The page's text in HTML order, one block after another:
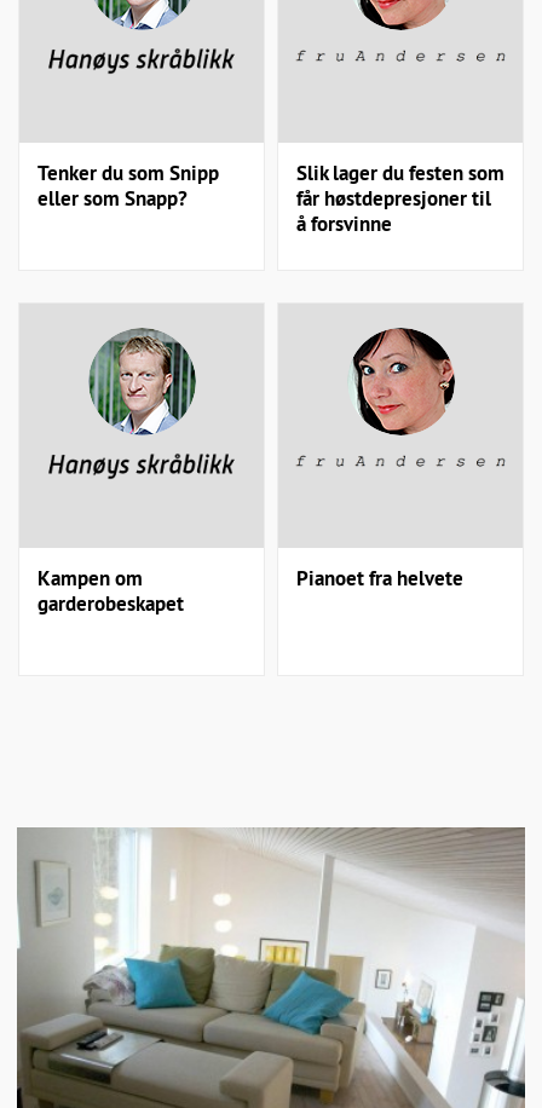
Tenker du som Snipp
eller som Snapp?
Slik lager du festen som
får høstdepresjoner til
å forsvinne
Kampen om
garderobeskapet
Pianoet fra helvete